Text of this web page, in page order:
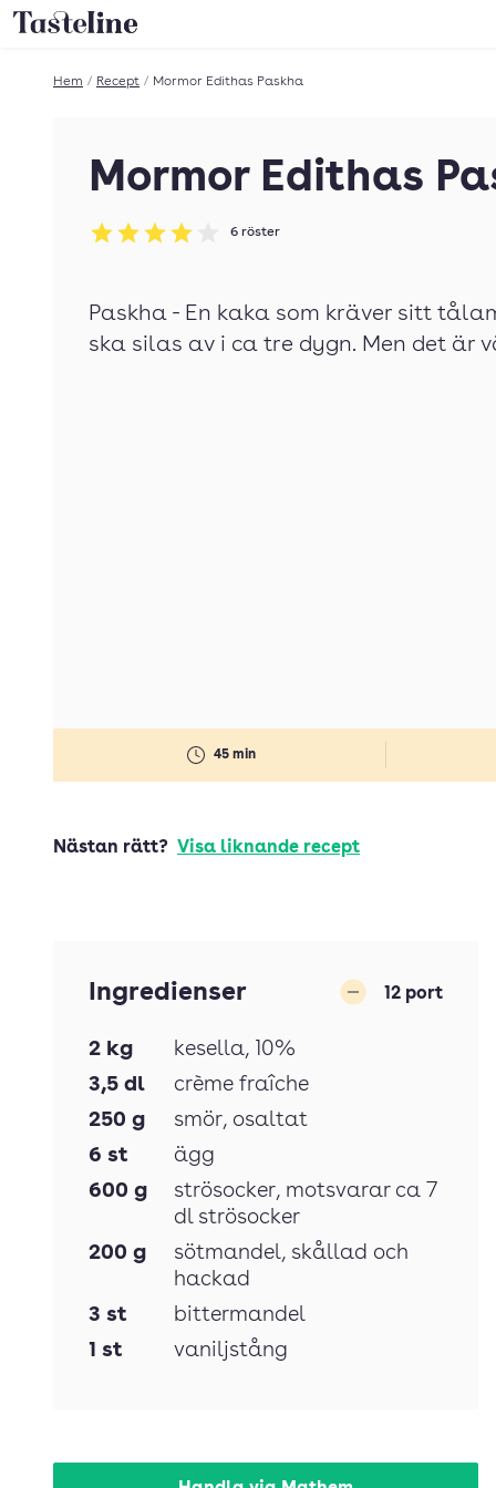
Till Tastelines startsida
Hem / Recept / Mormor Edithas Paskha
Mormor Edithas
Betyg: 4 av 5
6 röster
45 min
Paskha - En kaka som kräver sitt
ska silas av i ca tre dygn. Men det är
Nästan rätt? Visa liknande recept
Ingredienser 12 port
2 kg kesella, 10%
3,5 dl
crème fraîche
250 g smör, osaltat
6 st
ägg
600 g strösocker, motsvarar ca 7
dl strösocker
200 g sötmandel, skållad och
hackad
3 st
bittermandel
1 st vaniljstång